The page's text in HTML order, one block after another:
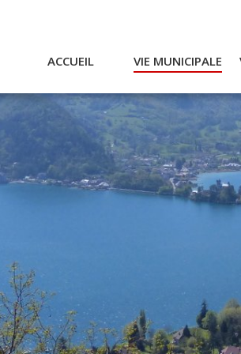
ACCUEIL VIE MUNICIPALE
Actualités et agenda
Conseil municipal
Actes
Réglementaires
Services municipaux
Intercommunalité
Emplois / Marchés
Finances